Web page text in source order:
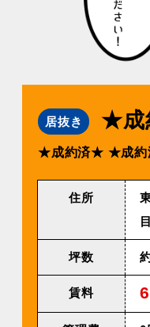
居抜き ★成
★成約済★ ★成
住所
目
坪数
賃料